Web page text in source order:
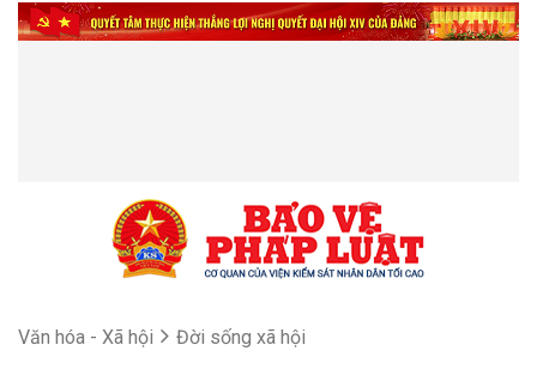
Văn hóa - Xã hội Đời sống xã hội